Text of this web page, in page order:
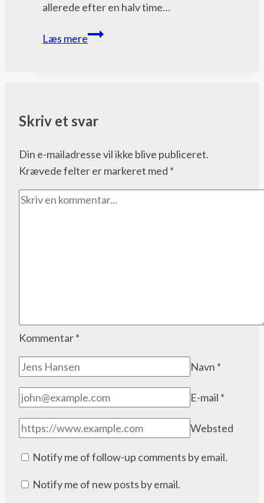
allerede efter en halv time…
Læs mereDag
solo
Skriv et svar
Din e-mailadresse vil ikke blive publiceret.
Krævede felter er markeret med *
Kommentar*
Navn *
E-mail *
Websted
Notify me of follow-up comments by email.
Notify me of new posts by email.